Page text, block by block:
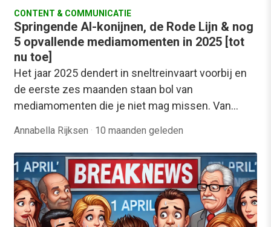
CONTENT & COMMUNICATIE
Springende AI-konijnen, de Rode Lijn & nog
5 opvallende mediamomenten in 2025 [tot
nu toe]
Het jaar 2025 dendert in sneltreinvaart voorbij en
de eerste zes maanden staan bol van
mediamomenten die je niet mag missen. Van…
Annabella Rijksen · 10 maanden geleden